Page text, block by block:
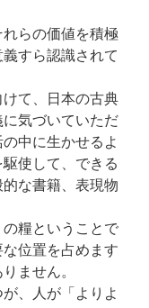
らの価値を積極
すら認識されて
て、日本の古典
気づいていただ
中に生かせるよ
使して、できる
な書籍、表現物
糧ということで
位置を占めます
ません。
、人が「よりよ